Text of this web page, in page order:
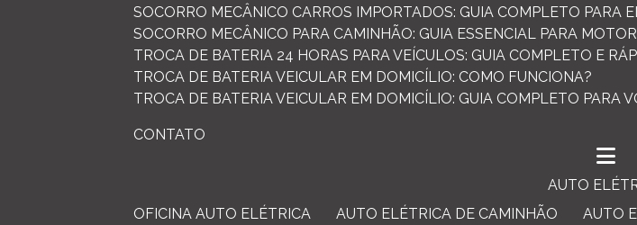
SOCORRO MECÂNICO CARROS IMPORTADOS: GUIA COMPLETO PARA
SOCORRO MECÂNICO PARA CAMINHÃO: GUIA ESSENCIAL PARA
TROCA DE BATERIA 24 HORAS PARA VEÍCULOS: GUIA COMPLETO E
TROCA DE BATERIA VEICULAR EM DOMICÍLIO: COMO FUNCIONA?
TROCA DE BATERIA VEICULAR EM DOMICÍLIO: GUIA COMPLETO PARA
CONTATO
AUTO
OFICINA AUTO ELÉTRICA
AUTO ELÉTRICA DE CAMINHÃO AUTO